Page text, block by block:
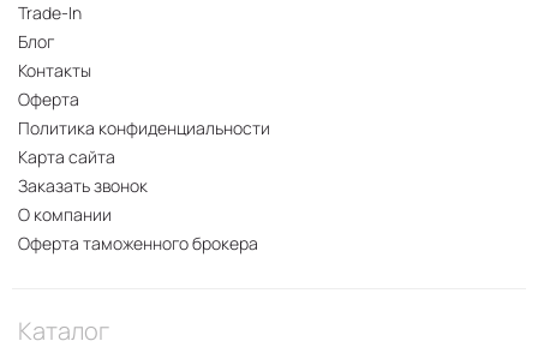
Trade-In
Блог
Контакты
Оферта
Политика конфиденциальности
Карта сайта
Заказать звонок
О компании
Оферта таможенного брокера
Каталог